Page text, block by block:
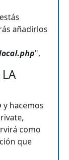
añadirlos
",
y hacemos
como
que